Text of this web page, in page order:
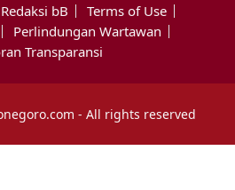
Redaksi bB
Terms of Use
Perlindungan Wartawan
Transparansi
- All rights reserved